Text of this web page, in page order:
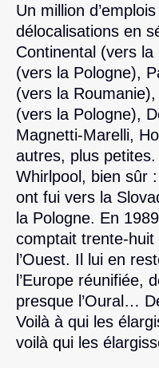
Un million
délocalisations en
Continental (vers
(vers la Pologne),
(vers la
(vers la Pologne),
Magnetti-Marelli,
autres, plus petites.
Whirlpool, bien sûr
ont fui vers la
la Pologne. En
comptait trente-
l’Ouest. Il lui en
l’Europe réunifiée,
presque l’Oural…
Voilà à qui les
voilà qui les